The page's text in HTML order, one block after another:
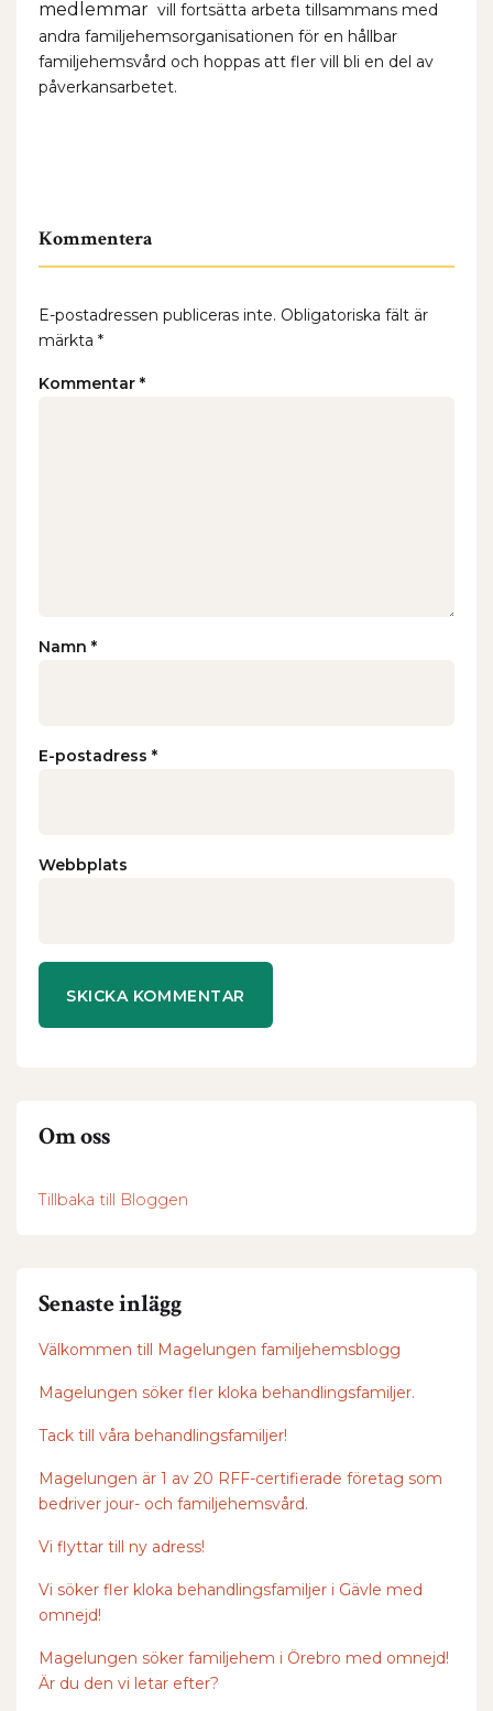
medlemmar vill fortsätta arbeta tillsammans med
andra familjehemsorganisationen för en hållbar
familjehemsvård och hoppas att fler vill bli en del av
påverkansarbetet.
Kommentera
E-postadressen publiceras inte. Obligatoriska fält är
märkta *
Kommentar *
Namn *
E-postadress *
Webbplats
Om oss
Tillbaka till Bloggen
Senaste inlägg
Välkommen till Magelungen familjehemsblogg
Magelungen söker fler kloka behandlingsfamiljer.
Tack till våra behandlingsfamiljer!
Magelungen är 1 av 20 RFF-certifierade företag som
bedriver jour- och familjehemsvård.
Vi flyttar till ny adress!
Vi söker fler kloka behandlingsfamiljer i Gävle med
omnejd!
Magelungen söker familjehem i Örebro med omnejd!
Är du den vi letar efter?